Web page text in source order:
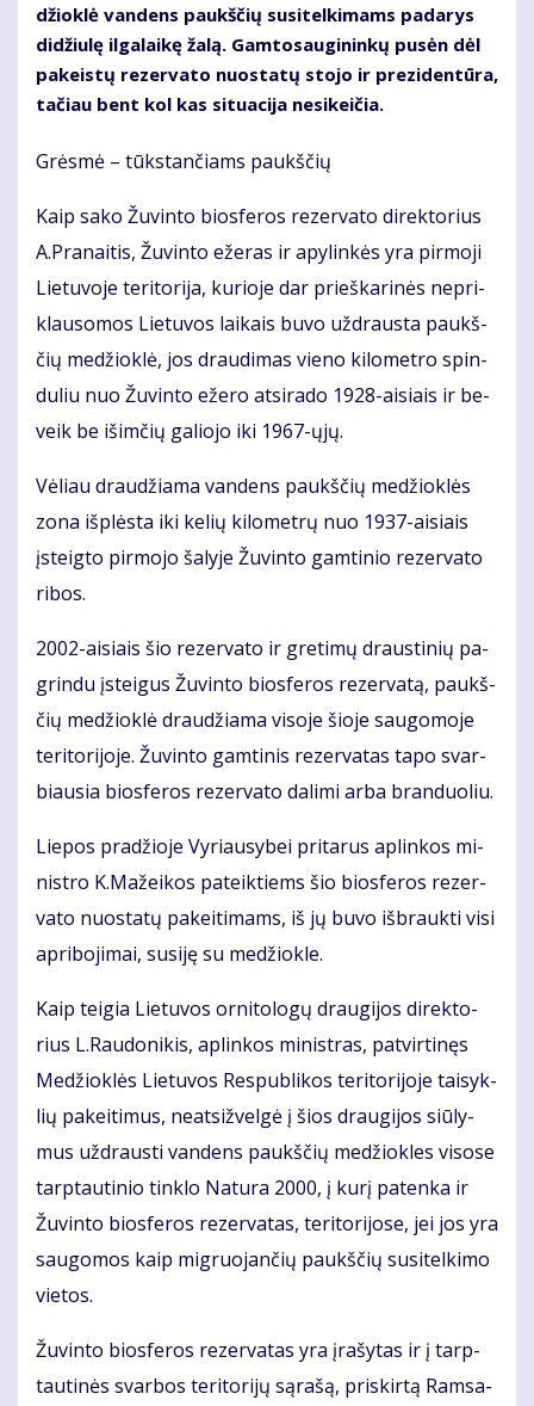
džiok­lė van­dens paukš­čių su­si­tel­ki­mams pa­da­rys
di­džiu­lę il­ga­lai­kę ža­lą. Gam­to­sau­gi­nin­kų pu­sėn dėl
pa­keis­tų re­zer­va­to nuo­sta­tų sto­jo ir pre­zi­den­tū­ra,
ta­čiau bent kol kas si­tu­a­ci­ja ne­si­kei­čia.
Grės­mė – tūks­tan­čiams paukš­čių
Kaip sa­ko Žu­vin­to bios­fe­ros re­zer­va­to di­rek­to­rius
A.Pra­nai­tis, Žu­vin­to eže­ras ir apy­lin­kės yra pir­mo­ji
Lie­tu­vo­je te­ri­to­ri­ja, ku­rio­je dar prieš­ka­ri­nės ne­pri­
klau­so­mos Lie­tu­vos lai­kais bu­vo už­draus­ta paukš­
čių me­džiok­lė, jos drau­di­mas vie­no ki­lo­met­ro spin­
du­liu nuo Žu­vin­to eže­ro at­si­ra­do 1928-ai­siais ir be­
veik be iš­im­čių ga­lio­jo iki 1967-ųjų.
Vė­liau drau­džia­ma van­dens paukš­čių me­džiok­lės
zo­na iš­plės­ta iki ke­lių ki­lo­met­rų nuo 1937-ai­siais
įsteig­to pir­mo­jo ša­ly­je Žu­vin­to gam­ti­nio re­zer­va­to
ri­bos.
2002-ai­siais šio re­zer­va­to ir gre­ti­mų draus­ti­nių pa­
grin­du įstei­gus Žu­vin­to bios­fe­ros re­zer­va­tą, paukš­
čių me­džiok­lė drau­džia­ma vi­so­je šio­je sau­go­mo­je
te­ri­to­ri­jo­je. Žu­vin­to gam­ti­nis re­zer­va­tas ta­po svar­
biau­sia bios­fe­ros re­zer­va­to da­li­mi ar­ba bran­duo­liu.
Lie­pos pra­džio­je Vy­riau­sy­bei pri­ta­rus ap­lin­kos mi­
nist­ro K.Ma­žei­kos pa­teik­tiems šio bios­fe­ros re­zer­
va­to nuo­sta­tų pa­kei­ti­mams, iš jų bu­vo iš­brauk­ti vi­si
ap­ri­bo­ji­mai, su­si­ję su me­džiok­le.
Kaip tei­gia Lie­tu­vos or­ni­to­lo­gų drau­gi­jos di­rek­to­
rius L.Rau­do­ni­kis, ap­lin­kos mi­nist­ras, pa­tvir­ti­nęs
Me­džiok­lės Lie­tu­vos Res­pub­li­kos te­ri­to­ri­jo­je tai­syk­
lių pa­kei­ti­mus, neat­si­žvel­gė į šios drau­gi­jos siū­ly­
mus už­draus­ti van­dens paukš­čių me­džiok­les vi­so­se
tarp­tau­ti­nio tin­klo Na­tu­ra 2000, į ku­rį pa­ten­ka ir
Žu­vin­to bios­fe­ros re­zer­va­tas, te­ri­to­ri­jo­se, jei jos yra
sau­go­mos kaip mig­ruo­jan­čių paukš­čių su­si­tel­ki­mo
vie­tos.
Žu­vin­to bios­fe­ros re­zer­va­tas yra įra­šy­tas ir į tarp­
tau­ti­nės svar­bos te­ri­to­ri­jų są­ra­šą, pri­skir­tą Ram­sa­